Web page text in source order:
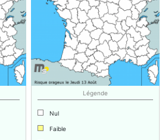
Légende
Nul
Faible